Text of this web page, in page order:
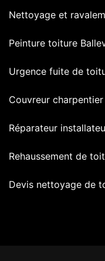
Nettoyage et
Peinture toiture
Urgence fuite de
Couvreur
Réparateur
Rehaussement de
Devis nettoyage de